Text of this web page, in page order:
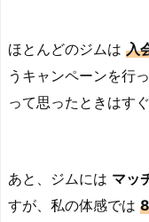
ほとんどのジムは 入
うキャンペーンを行
って思ったときはす
あと、ジムには マッ
すが、私の体感では